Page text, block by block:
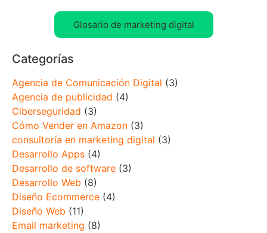
Glosario de marketing digital
Categorías
Agencia de Comunicación Digital (3)
Agencia de publicidad (4)
Ciberseguridad (3)
Cómo Vender en Amazon (3)
consultoría en marketing digital (3)
Desarrollo Apps (4)
Desarrollo de software (3)
Desarrollo Web (8)
Diseño Ecommerce (4)
Diseño Web (11)
Email marketing (8)